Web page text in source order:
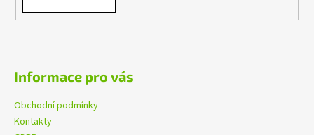
Informace pro vás
Obchodní podmínky
Kontakty